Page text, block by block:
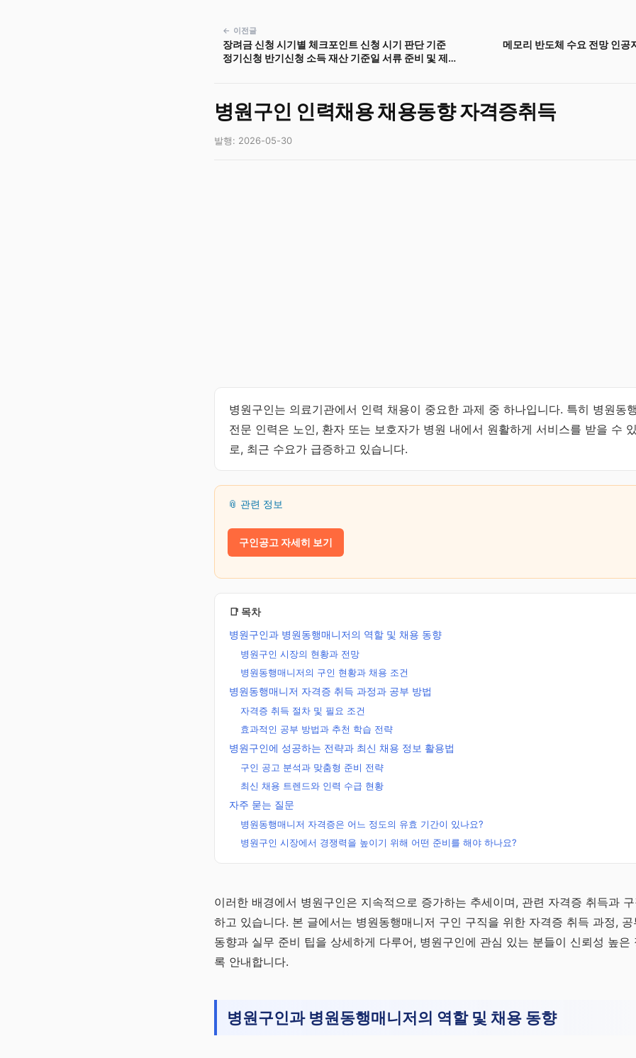
← 이전글
장려금 신청 시기별 체크포인트 신청 시기 판단 기준
정기신청 반기신청 소득 재산 기준일 서류 준비 및 제
메모리 반도체 수요 전망 인공
병원구인 인력채용 채용동향 자격증취득
발행: 2026-05-30
병원구인는 의료기관에서 인력 채용이 중요한 과제 중 하나입니다. 특히 병원동
전문 인력은 노인, 환자 또는 보호자가 병원 내에서 원활하게 서비스를 받을 수
로, 최근 수요가 급증하고 있습니다.
📎 관련 정보
구인공고 자세히 보기
📑 목차
병원구인과 병원동행매니저의 역할 및 채용 동향
병원구인 시장의 현황과 전망
병원동행매니저의 구인 현황과 채용 조건
병원동행매니저 자격증 취득 과정과 공부 방법
자격증 취득 절차 및 필요 조건
효과적인 공부 방법과 추천 학습 전략
병원구인에 성공하는 전략과 최신 채용 정보 활용법
구인 공고 분석과 맞춤형 준비 전략
최신 채용 트렌드와 인력 수급 현황
자주 묻는 질문
병원동행매니저 자격증은 어느 정도의 유효 기간이 있나요?
병원구인 시장에서 경쟁력을 높이기 위해 어떤 준비를 해야 하나요?
주정차단속알리
주정차단속 10분 전 문
자 알림 · 완전 무료
이러한 배경에서 병원구인은 지속적으로 증가하는 추세이며, 관련 자격증 취득과
하고 있습니다. 본 글에서는 병원동행매니저 구인 구직을 위한 자격증 취득 과정,
동향과 실무 준비 팁을 상세하게 다루어, 병원구인에 관심 있는 분들이 신뢰성 높은
록 안내합니다.
병원구인과 병원동행매니저의 역할 및 채용 동향